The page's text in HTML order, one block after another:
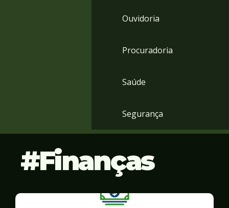
Ouvidoria
Procuradoria
Saúde
Segurança
Finanças